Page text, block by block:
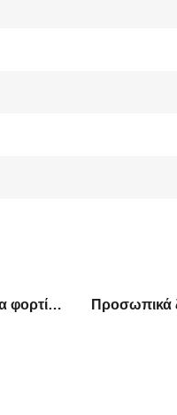
4 τεμάχια επίπεδα κύτταρα φορτίου μικρής κλίμακας